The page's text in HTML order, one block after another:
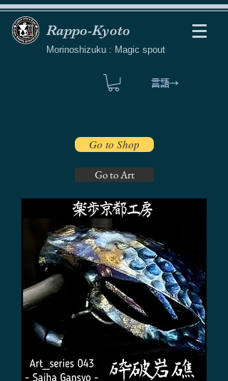
Rappo-Kyoto
Morinoshizuku : Magic spout
言語→
Go to Shop
Go to Art